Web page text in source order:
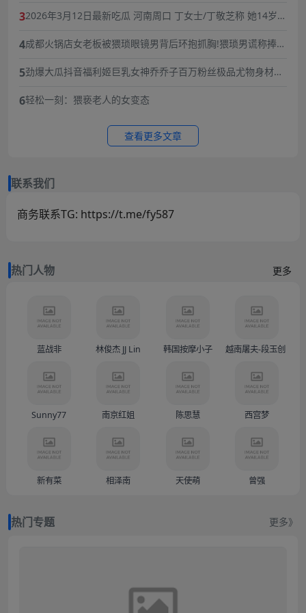
32026年3月12日最新吃瓜 河南周口 丁女士/丁敬芝称 她14岁时
暴力虐待囚禁
4成都火锅店女老板被猥琐眼镜男背后环抱抓胸!猥琐男谎称捧女
5劲爆大瓜抖音福利姬巨乳女神乔乔子百万粉丝极品尤物身材纤
的快乐体验
6轻松一刻：猥亵老人的女变态
查看更多文章
联系我们
商务联系TG: https://t.me/fy587
热门人物 更多
蓝战非 林俊杰 JJ Lin 韩国按摩小子 越南屠夫-段玉创（
Sunny77 南京红姐 陈思慧 西宫梦
新有菜 相泽南 天使萌 曾强
热门专题 更多》